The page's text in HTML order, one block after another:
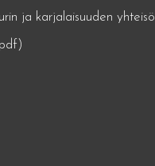
ja karjalaisuuden yhteisö